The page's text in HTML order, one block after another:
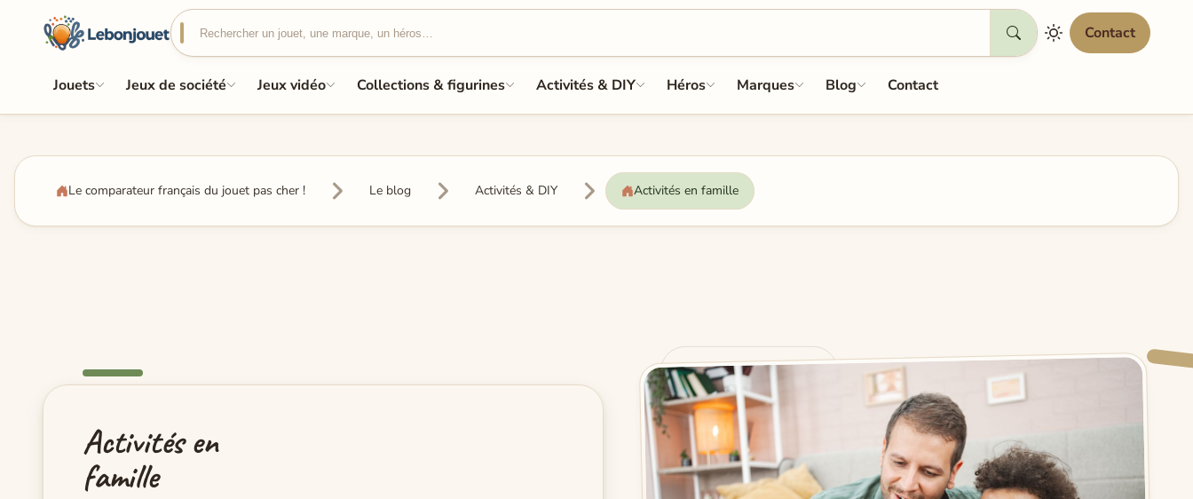
Contact
Jouets Jeux de société Jeux vidéo Collections & figurines Activités & DIY Héros Marques Blog Contact
Le comparateur français du jouet pas cher ! Le blog Activités & DIY Activités en famille
Activités en
famille